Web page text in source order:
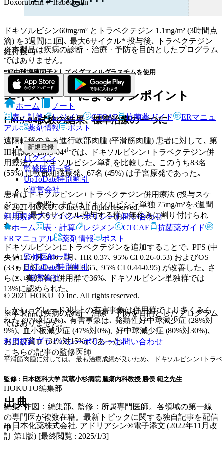
Doxorubicin＋Trabectedin
※本製品は疾病の診断・治療・予防を目的としたプログラム
ではありません。
ホーム
ノート
表・計算
レジメン CTCAE 抗菌薬ガイド
ERマニュ
アル
薬剤情報 ポスト
新規登録
ログイン
監修医師一覧
UpToDate特別割引
運営会社
© 2021 HOKUTO Inc. All rights reserved.
利用規約プライバシーポリシーお問い合わせ
ホーム
表・計算 レジメン CTCAE
抗菌薬ガイド
ERマニュアル
薬剤情報 ポスト
監修医師一覧
UpToDate特別割引
運営会社
© 2021 HOKUTO Inc. All rights reserved.
※本製品は疾病の診断・治療・予防を目的としたプログラム
ではありません。
利用規約プライバシーポリシーお問い合わせ
こちらの記事の監修医師
HOKUTO編集部
編集･作図：編集部､ 監修：所属専門医師。各領域の第一線
の専門医が複数在籍。最新トピックに関する独自記事を配信
中。
ドキソルビシン60mg/m² とトラベクテジン 1.1mg/m² (3時間点
滴) を3週間に1回､ 最大6サイクル* 投与後､ トラベクテジン
維持投与
*好中球増殖因子としてペグフィルグラスチムを使用
エキスパートによるワンポイント
LMS-04試験の結果､ 標準治療の一つに
遠隔転移のある進行軟部肉腫 (平滑筋肉腫) 患者に対して､ 第
III相試験 LMS-04⁴⁾では､ ドキソルビシン+トラベクテジン併
用療法と､ ドキソルビシン単剤を比較した｡ このうち83名
(55%) は軟部組織原発､ 67名 (45%) は子宮原発であった｡
患者はドキソルビシン+トラベクテジン併用療法 (投与スケ
ジュール参照)､ またはドキソルビシン単独 75mg/m²を3週間
に1回､ 最大6サイクル投与する群に無作為に割り付けられ
た｡
ドキソルビシンにトラベクテジンを追加することで､ PFS (中
央値12ヵ月 vs 6ヵ月､ HR 0.37､ 95% CI 0.26-0.53) およびOS
(33ヵ月対24ヵ月､ HR 0.65､ 95% CI 0.44-0.95) が改善した｡ さ
らに､ 奏効率は併用群で36%､ ドキソルビシン単独群では
13%に認められた｡
しかし､ グレード3以上の有害事象は併用群でより多くみら
れた (97%対56%)｡ 有害事象は､ 発熱性好中球減少症 (28%対
9%)､ 血小板減少症 (47%対0%)､ 好中球減少症 (80%対30%)､
および貧血 (31%対15%) であった｡
平滑筋肉腫に対しては､ 最も治療成績が良いため､ ドキソルビシン+ト
監修 : 日本医科大学 武蔵小杉病院 腫瘍内科教授 勝俣 範之先生
出典
1) 日本化薬株式会社. アドリアシン®電子添文 (2022年11月改
訂 第1版) [最終閲覧 : 2025/1/3]